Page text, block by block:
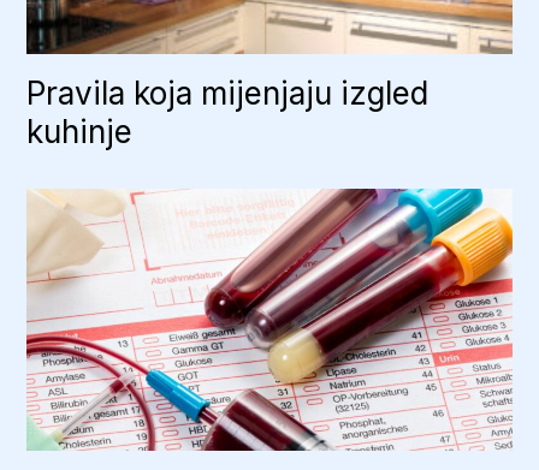
Pravila koja mijenjaju izgled
kuhinje